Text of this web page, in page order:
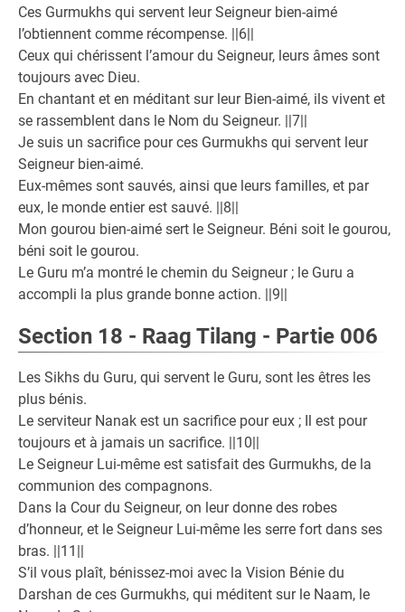
Ces Gurmukhs qui servent leur Seigneur bien-aimé
l’obtiennent comme récompense. ||6||
Ceux qui chérissent l’amour du Seigneur, leurs âmes sont
toujours avec Dieu.
En chantant et en méditant sur leur Bien-aimé, ils vivent et
se rassemblent dans le Nom du Seigneur. ||7||
Je suis un sacrifice pour ces Gurmukhs qui servent leur
Seigneur bien-aimé.
Eux-mêmes sont sauvés, ainsi que leurs familles, et par
eux, le monde entier est sauvé. ||8||
Mon gourou bien-aimé sert le Seigneur. Béni soit le gourou,
béni soit le gourou.
Le Guru m’a montré le chemin du Seigneur ; le Guru a
accompli la plus grande bonne action. ||9||
Section 18 - Raag Tilang - Partie 006
Les Sikhs du Guru, qui servent le Guru, sont les êtres les
plus bénis.
Le serviteur Nanak est un sacrifice pour eux ; Il est pour
toujours et à jamais un sacrifice. ||10||
Le Seigneur Lui-même est satisfait des Gurmukhs, de la
communion des compagnons.
Dans la Cour du Seigneur, on leur donne des robes
d’honneur, et le Seigneur Lui-même les serre fort dans ses
bras. ||11||
S’il vous plaît, bénissez-moi avec la Vision Bénie du
Darshan de ces Gurmukhs, qui méditent sur le Naam, le